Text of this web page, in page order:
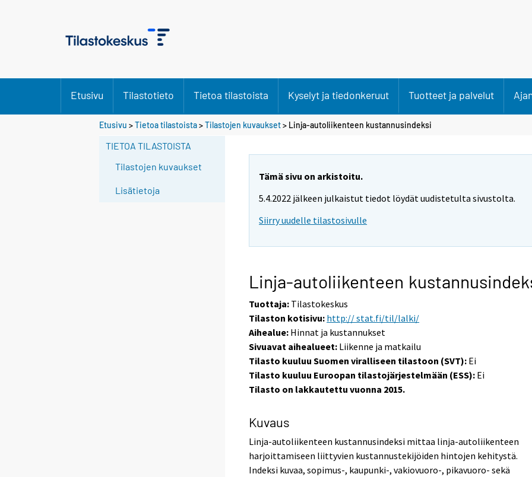
Etusivu Tilastotieto Tietoa tilastoista Kyselyt ja tiedonkeruut Tuotteet ja palvelut
Etusivu >Tietoa tilastoista>Tilastojen kuvaukset> Linja-autoliikenteen kustannusindeksi
TIETOA TILASTOISTA
Tilastojen kuvaukset
Lisätietoja
Tämä sivu on arkistoitu.
5.4.2022 jälkeen julkaistut tiedot löydät uudistetulta sivustolta.
Siirry uudelle tilastosivulle
Linja-autoliikenteen
Tuottaja: Tilastokeskus
Tilaston kotisivu: http:// stat.fi/til/lalki/
Aihealue: Hinnat ja kustannukset
Sivuavat aihealueet: Liikenne ja matkailu
Tilasto kuuluu Suomen viralliseen tilastoon (SVT): Ei
Tilasto kuuluu Euroopan tilastojärjestelmään (ESS): Ei
Tilasto on lakkautettu vuonna 2015.
Kuvaus
Linja-autoliikenteen kustannusindeksi mittaa linja-autoliikenteen
harjoittamiseen liittyvien kustannustekijöiden hintojen kehitystä.
Indeksi kuvaa, sopimus-, kaupunki-, vakiovuoro-, pikavuoro- sekä